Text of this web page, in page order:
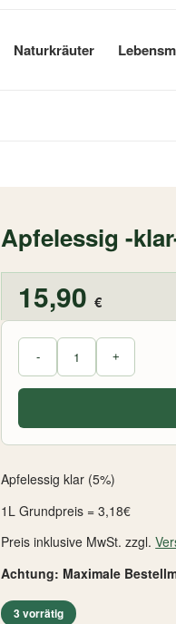
Naturkräuter
Apfelessig -
15,90€
Apfelessig klar (5%)
1L Grundpreis = 3,18€
Preis inklusive MwSt. zzgl.
Achtung: Maximale
3 vorrätig